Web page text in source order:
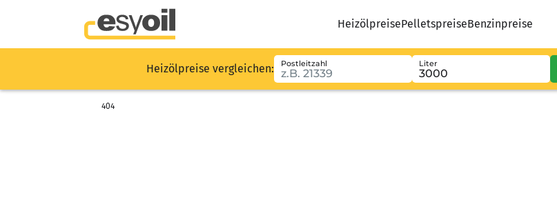
HeizölpreisePelletspreiseBenzinpreise
Heizölpreise vergleichen: Postleitzahl Liter
404